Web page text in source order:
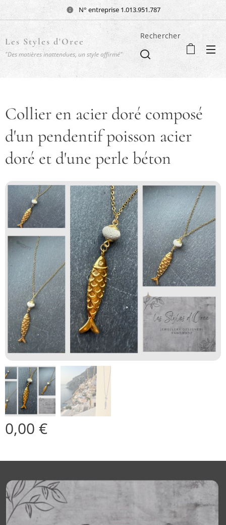
N° entreprise 1.013.951.787
Les Styles d'Oree
"Des matières inattendues, un style affirmé"
Rechercher
Collier en acier doré composé
d'un pendentif poisson acier
doré et d'une perle béton
0,00 €